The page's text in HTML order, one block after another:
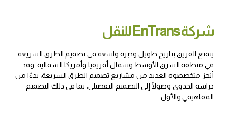
شركة EnTrans للنقل
يتمتع الفريق بتاريخ طويل وخبرة واسعة في تصميم الطرق السريعة
في منطقة الشرق الأوسط وشمال أفريقيا وأمريكا الشمالية. وقد
أنجز متخصصوه العديد من مشاريع تصميم الطرق السريعة، بدءًا من
دراسة الجدوى وصولًا إلى التصميم التفصيلي، بما في ذلك التصميم
المفاهيمي والأول.